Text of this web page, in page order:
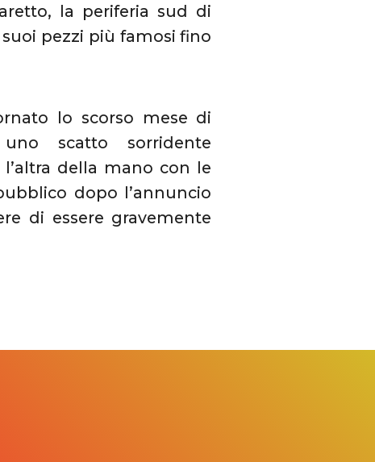
la periferia sud di
pezzi più famosi fino
lo scorso mese di
scatto sorridente
della mano con le
dopo l’annuncio
di essere gravemente